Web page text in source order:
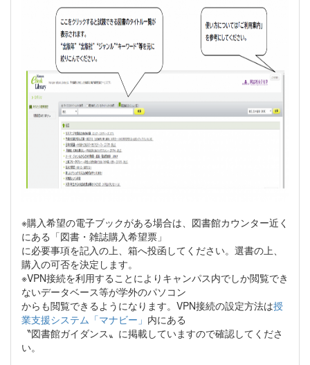
※購入希望の電子ブックがある場合は、図書館カウンター近く
にある「図書・雑誌購入希望票」
に必要事項を記入の上、箱へ投函してください。選書の上、
購入の可否を決定します。
※VPN接続を利用することによりキャンパス内でしか閲覧でき
ないデータベース等が学外のパソコン
からも閲覧できるようになります。VPN接続の設定方法は授
業支援システム「マナビー」 内にある
〝図書館ガイダンス〟に掲載していますので確認してくださ
い。